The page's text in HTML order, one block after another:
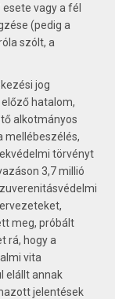
vagy a fél
(pedig a
szólt, a
jog
hatalom,
alkotmányos
mellébeszélés,
törvényt
3,7 millió
meg, próbált
rá, hogy a
vita
elállt annak
jelentések